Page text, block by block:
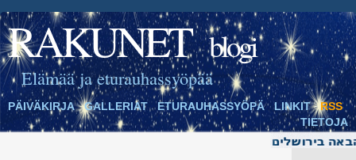
RAKUNET blogi
Elämää ja eturauhassyöpää
PÄIVÄKIRJA GALLERIAT ETURAUHASSYÖPÄ LINKIT
RSS
TIETOJA